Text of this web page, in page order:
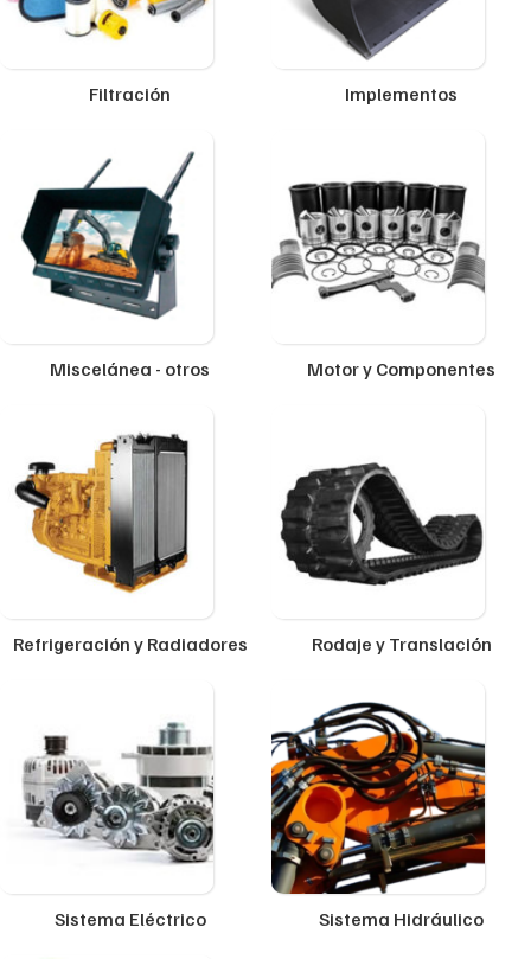
Filtración Implementos
Miscelánea - otros Motor y Componentes
Refrigeración y Radiadores Rodaje y Translación
Sistema Eléctrico Sistema Hidráulico